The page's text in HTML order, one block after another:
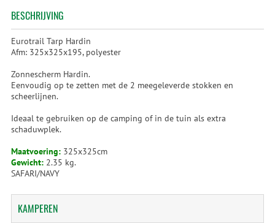
BESCHRIJVING
Eurotrail Tarp Hardin
Afm: 325x325x195, polyester
Zonnescherm Hardin.
Eenvoudig op te zetten met de 2 meegeleverde stokken en
scheerlijnen.
Ideaal te gebruiken op de camping of in de tuin als extra
schaduwplek.
Maatvoering:325x325cm
Gewicht:2.35 kg.
SAFARI/NAVY
KAMPEREN